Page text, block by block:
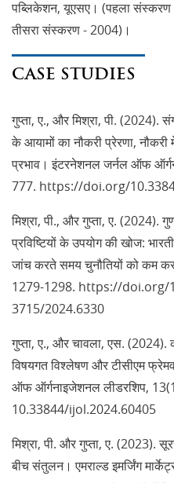
पब्लिकेशन, यूएसए। (पहला
तीसरा संस्करण - 2004)।
CASE STUDIES
गुप्ता, ए., और मिश्रा, पी. (2024).
के आयामों का नौकरी प्रेरणा, नौकरी
प्रभाव। इंटरनेशनल जर्नल ऑफ
777. https://doi.org/
मिश्रा, पी., और गुप्ता, ए. (2024).
प्रविष्टियों के उपयोग की खोज:
जांच करते समय चुनौतियों को कम
1279-1298. https://doi.org/
3715/2024.6330
गुप्ता, ए., और चावला, एस. (2024).
विषयगत विश्लेषण और टीसीएम
ऑफ ऑर्गनाइजेशनल लीडरशिप,
10.33844/ijol.2024.60405
मिश्रा, पी. और गुप्ता, ए. (2023).
बीच संतुलन। एमराल्ड इमर्जिंग